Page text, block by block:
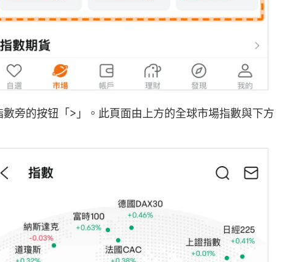
旁的按钮「>」。此頁面由上方的全球市場指數與下方